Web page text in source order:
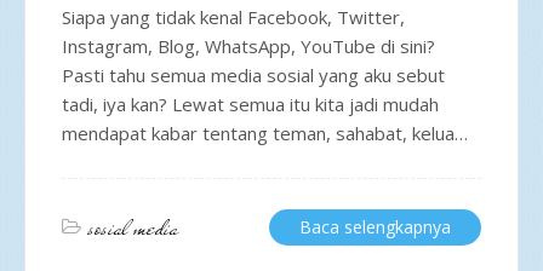
Siapa yang tidak kenal Facebook, Twitter,
Instagram, Blog, WhatsApp, YouTube di sini?
Pasti tahu semua media sosial yang aku sebut
tadi, iya kan? Lewat semua itu kita jadi mudah
mendapat kabar tentang teman, sahabat, kelua…
sosial media Baca selengkapnya